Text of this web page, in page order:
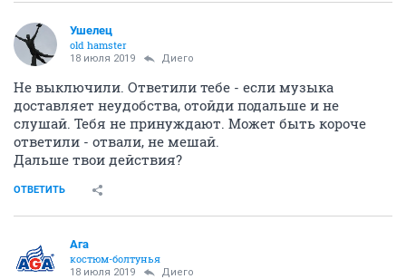
Ушелец
old hamster
18 июля 2019 Диего
Не выключили. Ответили тебе - если музыка
доставляет неудобства, отойди подальше и не
слушай. Тебя не принуждают. Может быть короче
ответили - отвали, не мешай.
Дальше твои действия?
ОТВЕТИТЬ
Ага
костюм-болтунья
18 июля 2019 Диего